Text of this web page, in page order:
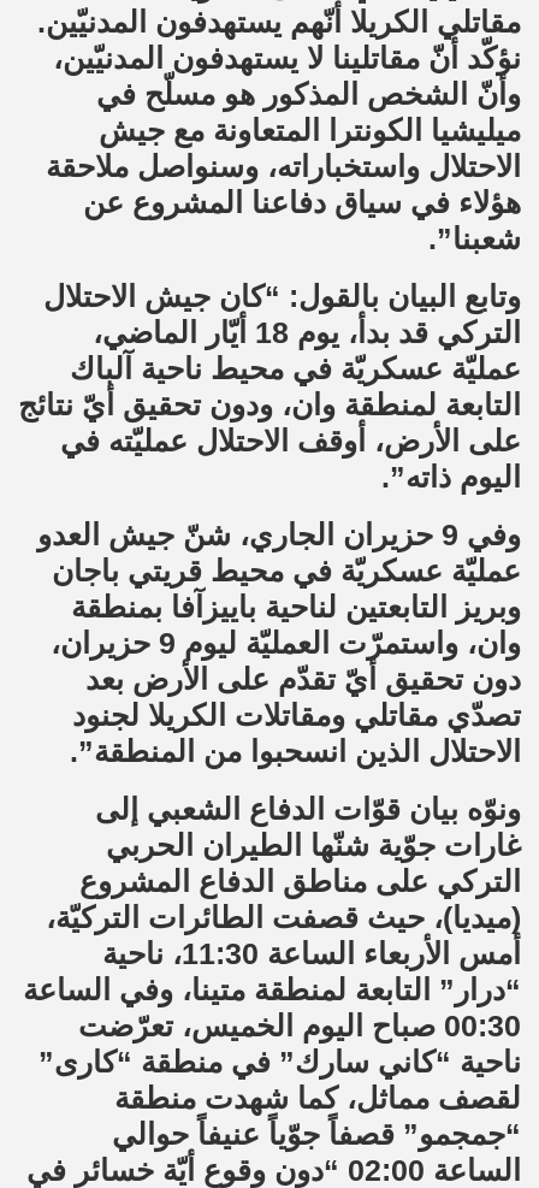
مقاتلي الكريلا أنّهم يستهدفون المدنيّين.
نؤكّد أنّ مقاتلينا لا يستهدفون المدنيّين،
وأنّ الشخص المذكور هو مسلّح في
ميليشيا الكونترا المتعاونة مع جيش
الاحتلال واستخباراته، وسنواصل ملاحقة
هؤلاء في سياق دفاعنا المشروع عن
شعبنا”.
وتابع البيان بالقول: “كان جيش الاحتلال
التركي قد بدأ، يوم 18 أيّار الماضي،
عمليّة عسكريّة في محيط ناحية آلباك
التابعة لمنطقة وان، ودون تحقيق أيّ نتائج
على الأرض، أوقف الاحتلال عمليّته في
اليوم ذاته”.
وفي 9 حزيران الجاري، شنّ جيش العدو
عمليّة عسكريّة في محيط قريتي باجان
وبريز التابعتين لناحية باييزآفا بمنطقة
وان، واستمرّت العمليّة ليوم 9 حزيران،
دون تحقيق أيّ تقدّم على الأرض بعد
تصدّي مقاتلي ومقاتلات الكريلا لجنود
الاحتلال الذين انسحبوا من المنطقة”.
ونوّه بيان قوّات الدفاع الشعبي إلى
غارات جوّية شنّها الطيران الحربي
التركي على مناطق الدفاع المشروع
(ميديا)، حيث قصفت الطائرات التركيّة،
أمس الأربعاء الساعة 11:30، ناحية
“درار” التابعة لمنطقة متينا، وفي الساعة
00:30 صباح اليوم الخميس، تعرّضت
ناحية “كاني سارك” في منطقة “كارى”
لقصف مماثل، كما شهدت منطقة
“جمجمو” قصفاً جوّياً عنيفاً حوالي
الساعة 02:00 “دون وقوع أيّة خسائر في